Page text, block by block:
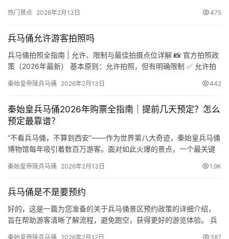
旅
资
讯
旅
攻
美
食
特
约须知 特殊人群预约流程 🎁 优惠政策常见问题解答 Q1：研究生/博
历（不含研究生、博士生、成人教育、自考…
热门景点 2026年2月13日 475
兵马俑允许游客拍照吗
兵马俑拍照全指南 | 允许、限制与最佳拍摄点位详解 📸 官方拍照政
策（2026年最新） 基本原则：允许拍照，但有明确限制 ✅ 允许拍
南 一号坑（最大展厅） 最佳拍摄点： 注意事项： 二号坑（兵种最
山园） 重要提示：​ 铜车马…
秦始皇帝陵兵马俑 2026年2月13日 442
秦始皇兵马俑2026年购票全指南｜提前几天预定？怎么
预定最靠谱？
“不看兵马俑，不算到西安”——作为世界第八大奇迹，秦始皇兵马俑
博物馆每年吸引着数百万游客。面对如此火爆的景点，一个最关键
要，而且必须！​ 本文将为您提供2026年最新的、最详细的兵马俑门
名制分时预约 自2023年起，秦始皇帝陵博物院（包含…
秦始皇帝陵兵马俑 2026年2月13日 1.9K
兵马俑是不是要预约
好的，这是一篇为您准备的关于兵马俑景区预约政策的详细介绍，
旨在帮助游客清晰了解流程，避免跑空，获得更好的游览体验。 兵
秦始皇帝陵兵马俑 2026年2月12日 387